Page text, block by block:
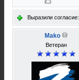
Выразили согласие:
Mako
Ветеран